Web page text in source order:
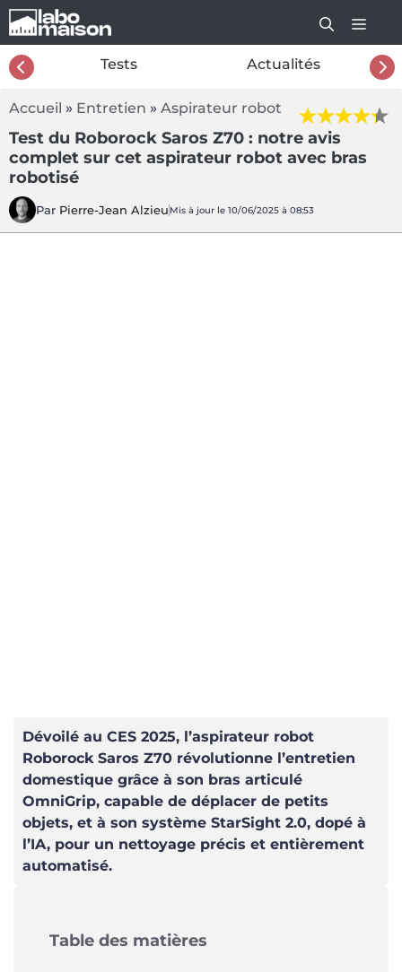
Aller
au
contenu
Tests Actualités
Accueil » Entretien » Aspirateur robot
Test du Roborock Saros Z70 : notre avis
complet sur cet aspirateur robot avec bras
robotisé
Par Pierre-Jean Alzieu Mis à jour le 10/06/2025 à 08:53
Dévoilé au CES 2025, l’aspirateur robot
Roborock Saros Z70 révolutionne l’entretien
domestique grâce à son bras articulé
OmniGrip, capable de déplacer de petits
objets, et à son système StarSight 2.0, dopé à
l’IA, pour un nettoyage précis et entièrement
automatisé.
Table des matières